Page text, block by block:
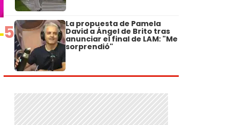
5 La propuesta de Pamela
David a Ángel de Brito tras
anunciar el final de LAM: "Me
sorprendió"